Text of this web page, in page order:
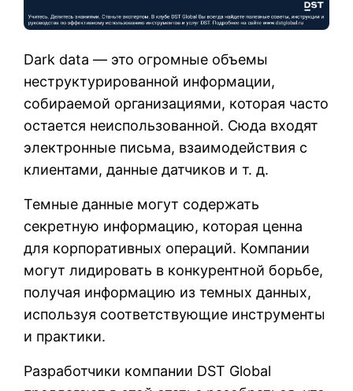
Dark data — это огромные объемы
неструктурированной информации,
собираемой организациями, которая часто
остается неиспользованной. Сюда входят
электронные письма, взаимодействия с
клиентами, данные датчиков и т. д.
Темные данные могут содержать
секретную информацию, которая ценна
для корпоративных операций. Компании
могут лидировать в конкурентной борьбе,
получая информацию из темных данных,
используя соответствующие инструменты
и практики.
Разработчики компании DST Global